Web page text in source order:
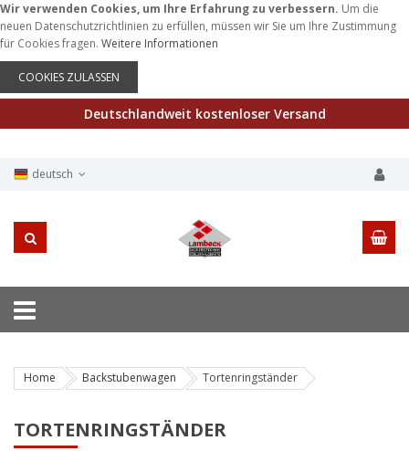
Wir verwenden Cookies, um Ihre Erfahrung zu verbessern. Um die
neuen Datenschutzrichtlinien zu erfüllen, müssen wir Sie um Ihre Zustimmung
für Cookies fragen. Weitere Informationen
COOKIES ZULASSEN
Deutschlandweit kostenloser Versand
deutsch
Home Backstubenwagen Tortenringständer
TORTENRINGSTÄNDER